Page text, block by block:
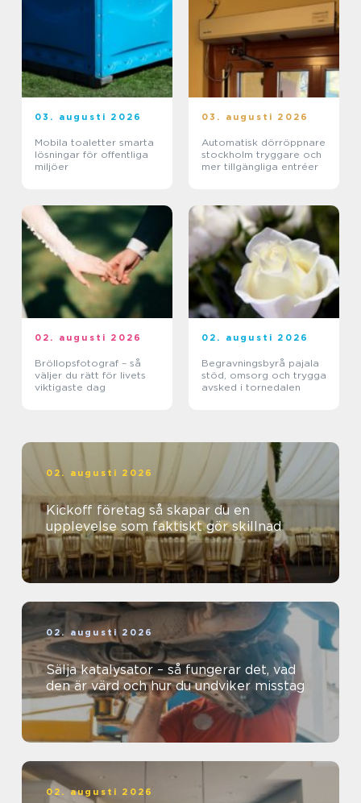
03. augusti 2026
Mobila toaletter smarta
lösningar för offentliga
miljöer
03. augusti 2026
Automatisk dörröppnare
stockholm tryggare och
mer tillgängliga entréer
02. augusti 2026
Bröllopsfotograf – så
väljer du rätt för livets
viktigaste dag
02. augusti 2026
Begravningsbyrå pajala
stöd, omsorg och trygga
avsked i tornedalen
02. augusti 2026
Kickoff företag så skapar du en
upplevelse som faktiskt gör skillnad
02. augusti 2026
Sälja katalysator – så fungerar det, vad
den är värd och hur du undviker misstag
02. augusti 2026